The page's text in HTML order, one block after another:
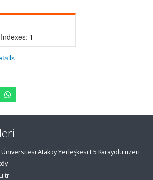
1
Ataköy Yerleşkesi E5 Karayolu üzeri